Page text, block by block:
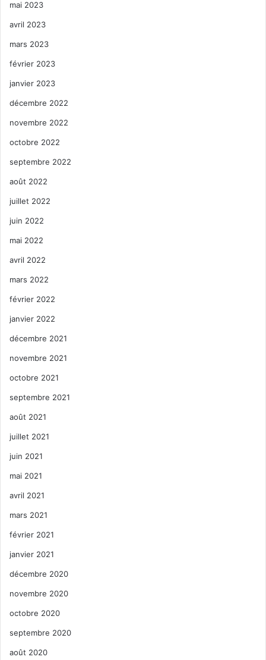
mai 2023
avril 2023
mars 2023
février 2023
janvier 2023
décembre 2022
novembre 2022
octobre 2022
septembre 2022
août 2022
juillet 2022
juin 2022
mai 2022
avril 2022
mars 2022
février 2022
janvier 2022
décembre 2021
novembre 2021
octobre 2021
septembre 2021
août 2021
juillet 2021
juin 2021
mai 2021
avril 2021
mars 2021
février 2021
janvier 2021
décembre 2020
novembre 2020
octobre 2020
septembre 2020
août 2020